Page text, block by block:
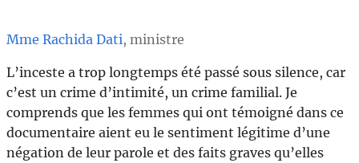
Mme Rachida Dati, ministre
L’inceste a trop longtemps été passé sous silence, car
c’est un crime d’intimité, un crime familial. Je
comprends que les femmes qui ont témoigné dans ce
documentaire aient eu le sentiment légitime d’une
négation de leur parole et des faits graves qu’elles